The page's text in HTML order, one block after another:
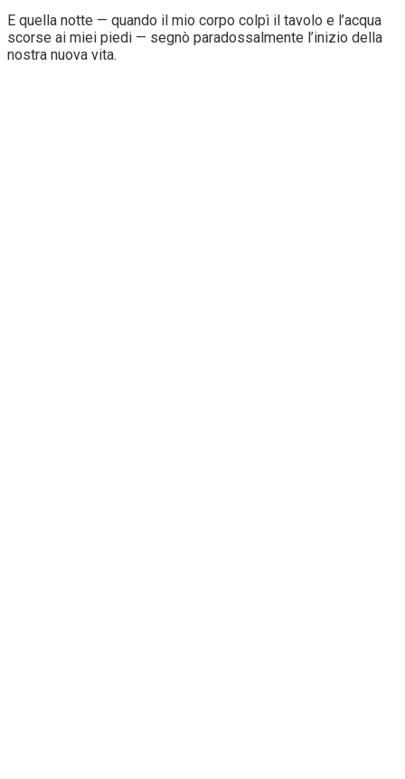
E quella notte — quando il mio corpo colpì il tavolo e l’acqua
scorse ai miei piedi — segnò paradossalmente l’inizio della
nostra nuova vita.